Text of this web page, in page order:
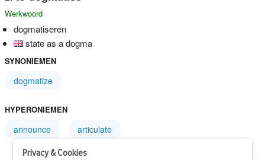
Werkwoord
dogmatiseren
state as a dogma
SYNONIEMEN
dogmatize
HYPERONIEMEN
announce articulate
Privacy & Cookies